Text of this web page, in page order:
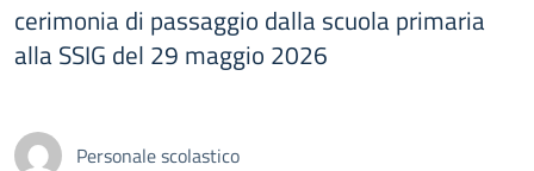
cerimonia di passaggio dalla scuola primaria
alla SSIG del 29 maggio 2026
Personale scolastico